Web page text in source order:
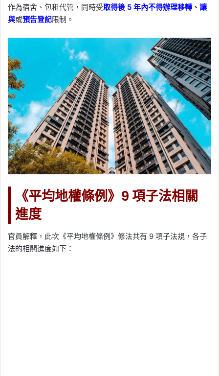
作為宿舍、包租代管，同時受取得後 5 年內不得辦理移轉 、 讓
與或預告登記限制。
《平均地權條例》9 項子法相關
進度
官員解釋，此次《平均地權條例》修法共有 9 項子法規，各子
法的相關進度如下：